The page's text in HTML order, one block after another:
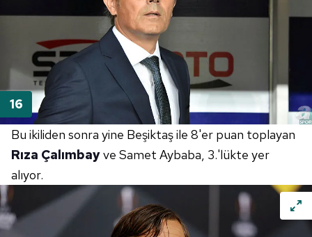
Bu ikiliden sonra yine Beşiktaş ile 8'er puan toplayan
Rıza Çalımbayve Samet Aybaba, 3.'lükte yer
alıyor.